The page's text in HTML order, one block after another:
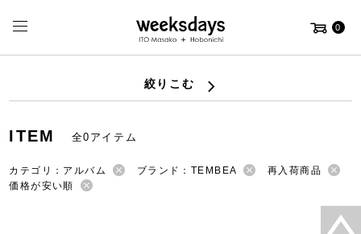
0
絞りこむ
ITEM 全0アイテム
カテゴリ：アルバム ブランド：TEMBEA
再入荷商品
価格が安い順